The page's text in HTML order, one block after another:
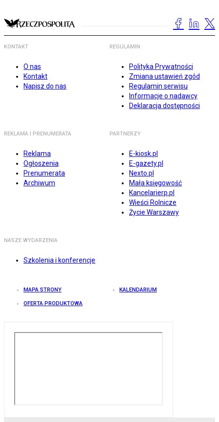
KONTAKT
O nas
Kontakt
Napisz do nas
REGULAMIN
Polityka Prywatności
Zmiana ustawień zgód
Regulamin serwisu
Informacje o nadawcy
Deklaracja dostępności
REKLAMA I PRENUMERATA
Reklama
Ogłoszenia
Prenumerata
Archiwum
PARTNERZY
E-kiosk.pl
E-gazety.pl
Nexto.pl
Mała księgowość
Kancelarierp.pl
Wieści Rolnicze
Życie Warszawy
NASZE WYDARZENIA
Szkolenia i konferencje
MAPA STRONY KALENDARIUM
OFERTA PRODUKTOWA